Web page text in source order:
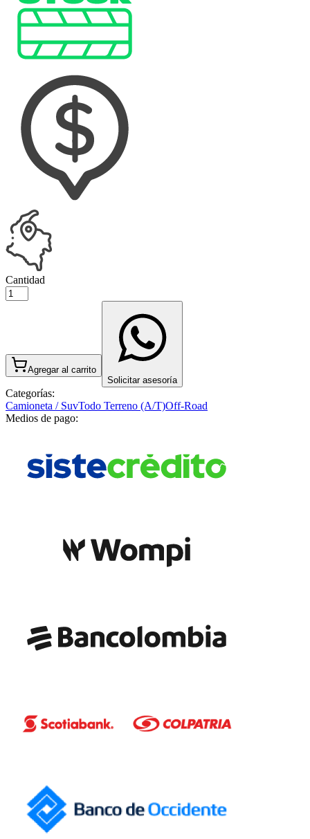
Cantidad
Agregar al carrito
Solicitar asesoría
Categorías:
Camioneta / SuvTodo Terreno (A/T)Off-Road
Medios de pago: